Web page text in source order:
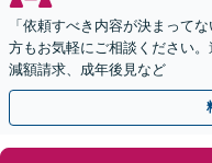
「依頼すべき内容が決まって
方もお気軽にご相談ください
減額請求、成年後見など